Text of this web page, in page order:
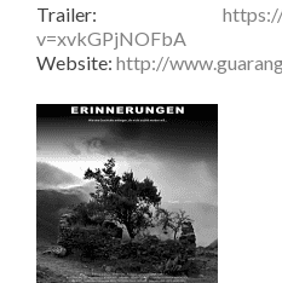
Trailer:
v=xvkGPjNOFbA
Website: http://